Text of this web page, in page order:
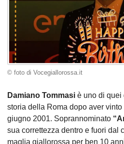
© foto di Vocegiallorossa.it
Damiano Tommasi è uno di quei
storia della Roma dopo aver
giugno 2001. Soprannominato
sua correttezza dentro e fuori dal
maglia giallorossa per ben 10